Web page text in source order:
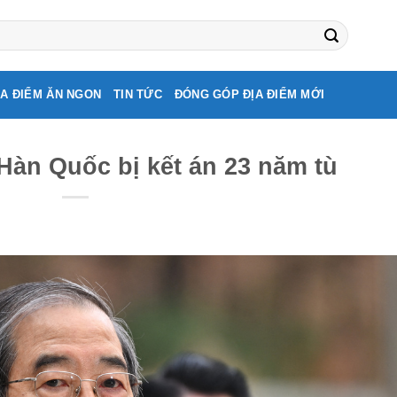
ĐIỂM ĂN NGON TIN TỨC ĐÓNG GÓP ĐỊA ĐIỂM MỚI
Quốc bị kết án 23 năm tù